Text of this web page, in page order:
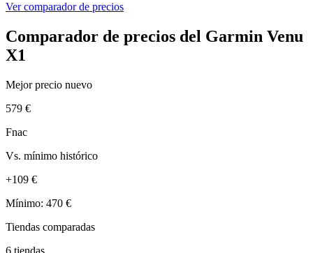
Ver comparador de precios
Comparador de precios del Garmin Venu
X1
Mejor precio nuevo
579 €
Fnac
Vs. mínimo histórico
+109 €
Mínimo: 470 €
Tiendas comparadas
6 tiendas